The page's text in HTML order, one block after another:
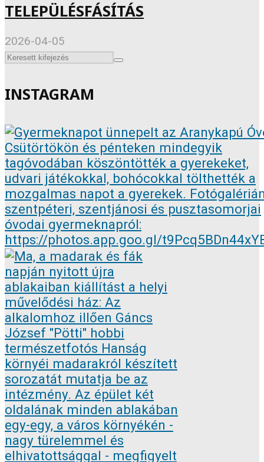
TELEPÜLÉSFÁSÍTÁS
2026-04-05
INSTAGRAM